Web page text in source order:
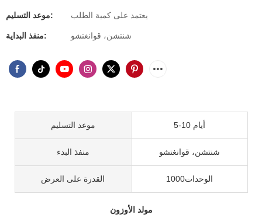
موعد التسليم: يعتمد على كمية الطلب
منفذ البداية: شنتشن، قوانغتشو
موعد التسليم 5-10 أيام
منفذ البدء شنتشن، قوانغتشو
القدرة على العرض الوحدات1000
مولد الأوزون